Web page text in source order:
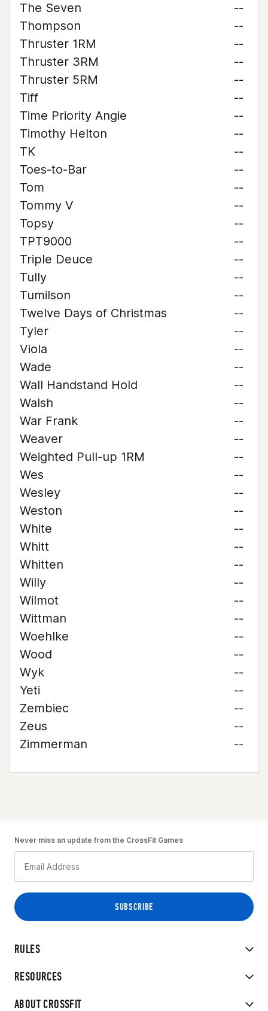
The Seven
--
Thompson
--
Thruster 1RM
--
Thruster 3RM
--
Thruster 5RM
--
Tiff
--
Time Priority Angie
--
Timothy Helton
--
TK
--
Toes-to-Bar
--
Tom
--
Tommy V
--
Topsy
--
TPT9000
--
Triple Deuce
--
Tully
--
Tumilson
--
Twelve Days of Christmas
--
Tyler
--
Viola
--
Wade
--
Wall Handstand Hold
--
Walsh
--
War Frank
--
Weaver
--
Weighted Pull-up 1RM
--
Wes
--
Wesley
--
Weston
--
White
--
Whitt
--
Whitten
--
Willy
--
Wilmot
--
Wittman
--
Woehlke
--
Wood
--
Wyk
--
Yeti
--
Zembiec
--
Zeus
--
Zimmerman
--
RULES
RESOURCES
ABOUT CROSSFIT
Never miss an update from the CrossFit Games